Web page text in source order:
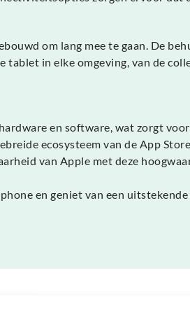
om lang mee te gaan. De
in elke omgeving, van de
en software, wat zorgt
ecosysteem van de App
van Apple met deze
en geniet van een